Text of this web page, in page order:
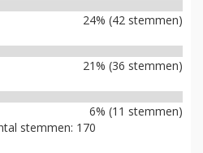
24% (42 stemmen)
21% (36 stemmen)
6% (11 stemmen)
stemmen: 170